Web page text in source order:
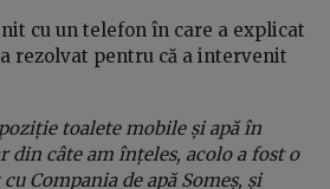
cu un telefon în care a explicat
rezolvat pentru că a intervenit
toalete mobile și apă în
din câte am înțeles, acolo a fost o
Compania de apă Someș, și